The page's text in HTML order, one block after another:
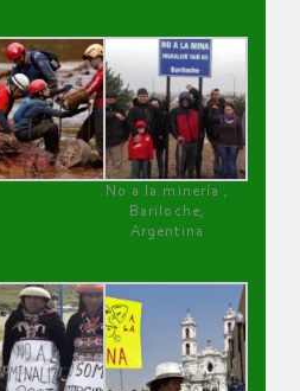
No a la minería ,
Bariloche,
Argentina